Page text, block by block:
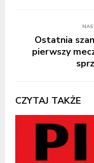
Ostatnia
pierwszy
CZYTAJ TAKŻE